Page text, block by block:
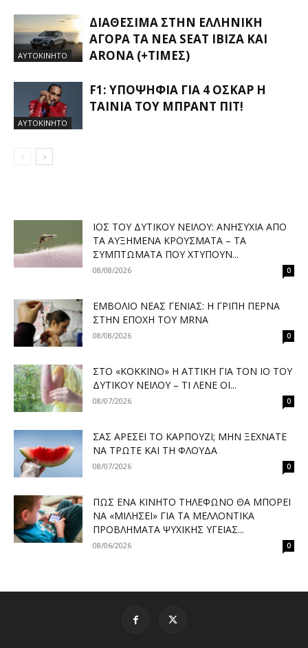
ΑΥΤΟΚΙΝΗΤΟ
ΔΙΑΘΈΣΙΜΑ ΣΤΗΝ ΕΛΛΗΝΙΚΉ
ΑΓΟΡΆ ΤΑ ΝΈΑ SEAT IBIZA ΚΑΙ
ARONA (+ΤΙΜΈΣ)
ΑΥΤΟΚΙΝΗΤΟ
F1: ΥΠΟΨΉΦΙΑ ΓΙΑ 4 ΌΣΚΑΡ Η
ΤΑΙΝΊΑ ΤΟΥ ΜΠΡΑΝΤ ΠΙΤ!
ΙΌΣ ΤΟΥ ΔΥΤΙΚΟΎ ΝΕΊΛΟΥ: ΑΝΗΣΥΧΊΑ ΑΠΌ
ΤΑ ΑΥΞΗΜΈΝΑ ΚΡΟΎΣΜΑΤΑ – ΤΑ
ΣΥΜΠΤΏΜΑΤΑ ΠΟΥ ΧΤΥΠΟΎΝ...
08/08/2026 0
ΕΜΒΌΛΙΟ ΝΈΑΣ ΓΕΝΙΆΣ: Η ΓΡΊΠΗ ΠΕΡΝΆ
ΣΤΗΝ ΕΠΟΧΉ ΤΟΥ MRNA
08/08/2026 0
ΣΤΟ «ΚΌΚΚΙΝΟ» Η ΑΤΤΙΚΉ ΓΙΑ ΤΟΝ ΙΌ ΤΟΥ
ΔΥΤΙΚΟΎ ΝΕΊΛΟΥ – ΤΙ ΛΈΝΕ ΟΙ...
08/07/2026 0
ΣΑΣ ΑΡΈΣΕΙ ΤΟ ΚΑΡΠΟΎΖΙ; ΜΗΝ ΞΕΧΝΆΤΕ
ΝΑ ΤΡΏΤΕ ΚΑΙ ΤΗ ΦΛΟΎΔΑ
08/07/2026 0
ΠΏΣ ΈΝΑ ΚΙΝΗΤΌ ΤΗΛΈΦΩΝΟ ΘΑ ΜΠΟΡΕΊ
ΝΑ «ΜΙΛΉΣΕΙ» ΓΙΑ ΤΑ ΜΕΛΛΟΝΤΙΚΆ
ΠΡΟΒΛΉΜΑΤΑ ΨΥΧΙΚΉΣ ΥΓΕΊΑΣ...
08/06/2026 0